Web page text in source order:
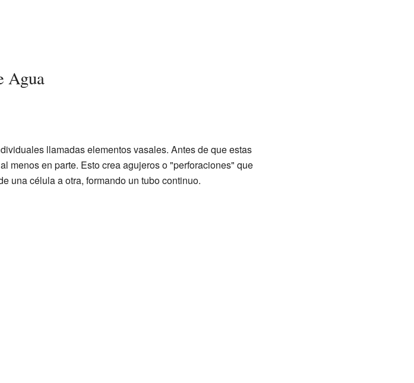
Agua
llamadas elementos vasales. Antes de que estas
menos en parte. Esto crea agujeros o "perforaciones" que
una célula a otra, formando un tubo continuo.